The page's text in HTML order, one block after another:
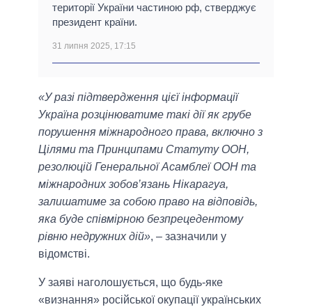
території України частиною рф, стверджує
президент країни.
31 липня 2025, 17:15
«У разі підтвердження цієї інформації
Україна розцінюватиме такі дії як грубе
порушення міжнародного права, включно з
Цілями та Принципами Статуту ООН,
резолюцій Генеральної Асамблеї ООН та
міжнародних зобов’язань Нікарагуа,
залишатиме за собою право на відповідь,
яка буде співмірною безпрецедентому
рівню недружних дій», – зазначили у
вiдомствi.
У заяві наголошується, що будь-яке
«визнання» російської окупації українських